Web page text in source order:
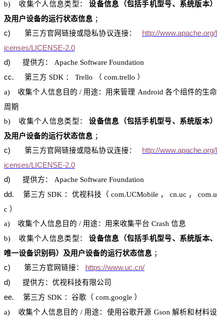
b)
收集个人信息类型：
设备信息（包括手机型号、系统版本）
及用户设备的运行状态信息 ；
c)
第三方官网链接或隐私协议连接：
http://www.apache.org/l
icenses/LICENSE-2.0
d)
提供方：
Apache Software Foundation
cc.
第三方 SDK ： Trello （ com.trello ）
a)
收集个人信息目的 / 用途：用来管理 Android 各个组件的生命
周期
b)
收集个人信息类型：
设备信息（包括手机型号、系统版本）
及用户设备的运行状态信息 ；
c)
第三方官网链接或隐私协议连接：
http://www.apache.org/l
icenses/LICENSE-2.0
d)
提供方：
Apache Software Foundation
dd.
第三方 SDK ：优视科技（ com.UCMobile ， cn.uc ，
com.u
c ）
a)
收集个人信息目的 / 用途：用来收集平台 Crash 信息
b)
收集个人信息类型：
设备信息（包括手机型号、系统版本、
唯一设备识别码）及用户设备的运行状态信息 ；
c)
第三方官网链接：
https://www.uc.cn/
d)
提供方：优视科技有限公司
ee. 第三方 SDK ：谷歌（ com.google ）
a)
收集个人信息目的 / 用途： 使用谷歌开源 Gson 解析和材料设